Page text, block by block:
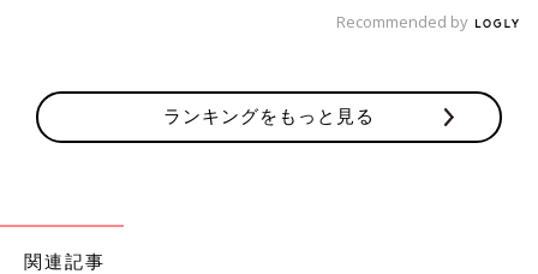
Recommended by
ランキングをもっと見る
関連記事